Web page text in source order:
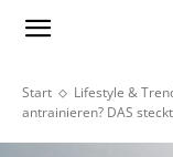
Start Lifestyle &
antrainieren? DAS